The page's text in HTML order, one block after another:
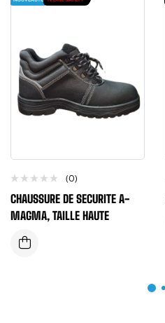
(0)
CHAUSSURE DE SECURITE A-
MAGMA, TAILLE HAUTE